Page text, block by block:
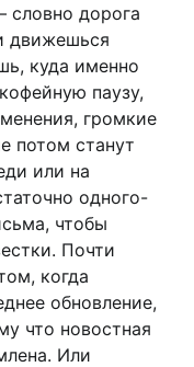
словно дорога
движешься
куда именно
паузу,
громкие
потом станут
или на
одного-
чтобы
Почти
когда
обновление,
что новостная
Или